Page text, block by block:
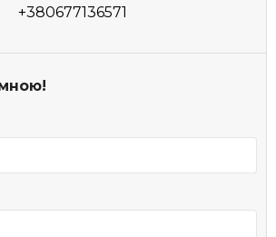
+380677136571